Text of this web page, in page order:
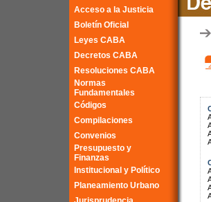
Acceso a la Justicia
Boletín Oficial
Leyes CABA
Decretos CABA
Resoluciones CABA
Normas
Fundamentales
Códigos
Compilaciones
Convenios
Presupuesto y
Finanzas
Institucional y Político
Planeamiento Urbano